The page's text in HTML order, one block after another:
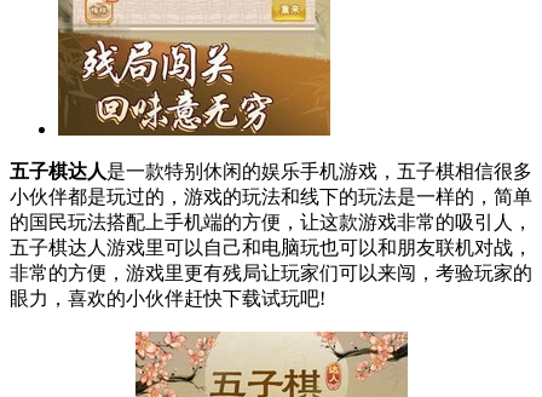
五子棋达人是一款特别休闲的娱乐手机游戏，五子棋相信很多
小伙伴都是玩过的，游戏的玩法和线下的玩法是一样的，简单
的国民玩法搭配上手机端的方便，让这款游戏非常的吸引人，
五子棋达人游戏里可以自己和电脑玩也可以和朋友联机对战，
非常的方便，游戏里更有残局让玩家们可以来闯，考验玩家的
眼力，喜欢的小伙伴赶快下载试玩吧!